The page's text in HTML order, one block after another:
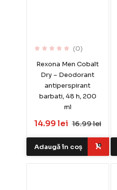
(0)
Rexona Men Cobalt
Dry – Deodorant
antiperspirant
barbati, 48 h, 200
ml
14.99 lei 16.99 lei
Adaugă în coș